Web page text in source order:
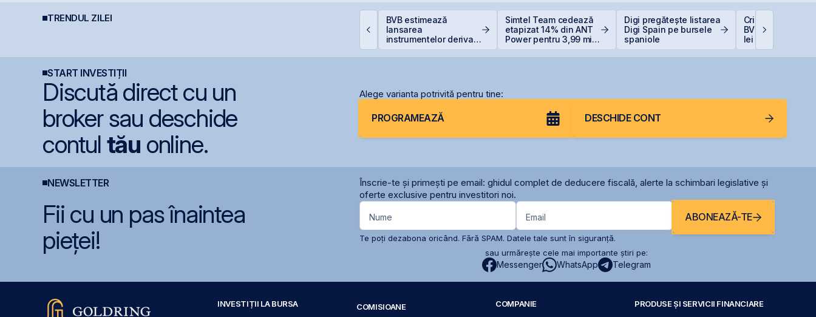
TRENDUL ZILEI
România evită
BVB estimează
lansarea
instrumentelor derivate
Simtel Team cedează
etapizat 14% din ANT
Power pentru 3,99 mil.
Digi pregătește listarea
Digi Spain pe bursele
spaniole
Cris-Tim urcă
BVB și adaugă
lei la capitalizare
singură zi
START INVESTIȚII
Discută direct cu un
broker sau deschide
contul tău online.
Alege varianta potrivită pentru tine:
PROGRAMEAZĂ DESCHIDE CONT
NEWSLETTER
Înscrie-te și primești pe email: ghidul complet de deducere fiscală, alerte la schimbari legislative și
oferte exclusive pentru investitori noi.
Fii cu un pas înaintea
pieței!
Nume Email ABONEAZĂ-TE
Te poți dezabona oricând. Fără SPAM. Datele tale sunt în siguranță.
sau urmărește cele mai importante știri pe:
Messenger WhatsApp Telegram
INVESTIȚII LA BURSA
COMISIOANE
COMPANIE PRODUSE ȘI SERVICII FINANCIARE